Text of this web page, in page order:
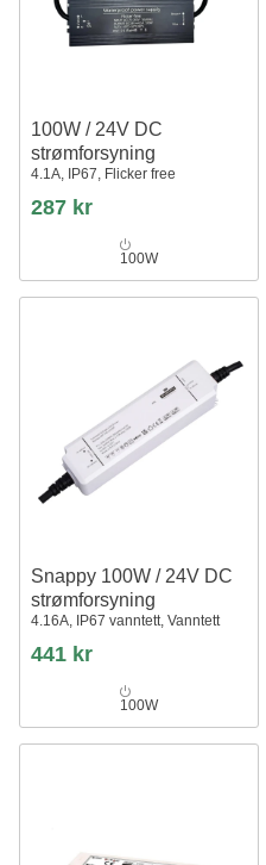
100W / 24V DC
strømforsyning
4.1A, IP67, Flicker free
287 kr
100W
Snappy 100W / 24V DC
strømforsyning
4.16A, IP67 vanntett, Vanntett
441 kr
100W